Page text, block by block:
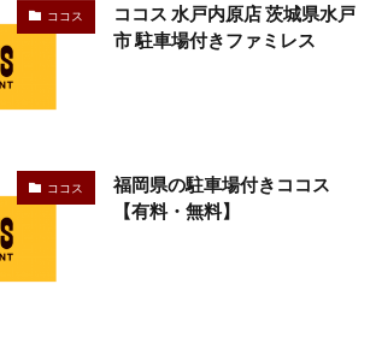
ココス
ココス 水戸内原店 茨城県水戸
市 駐車場付きファミレス
ココス
福岡県の駐車場付きココス
【有料・無料】